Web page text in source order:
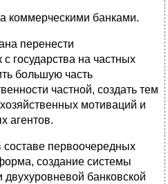
коммерческими банками.
перенести
с государства на частных
большую часть
частной, создать тем
мотиваций и
агентов.
составе первоочередных
создание системы
двухуровневой банковской